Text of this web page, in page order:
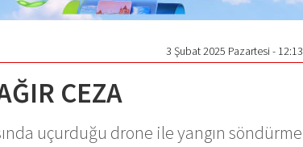
3 Şubat 2025 Pazartesi - 12:13
CEZA
uçurduğu drone ile yangın söndürme